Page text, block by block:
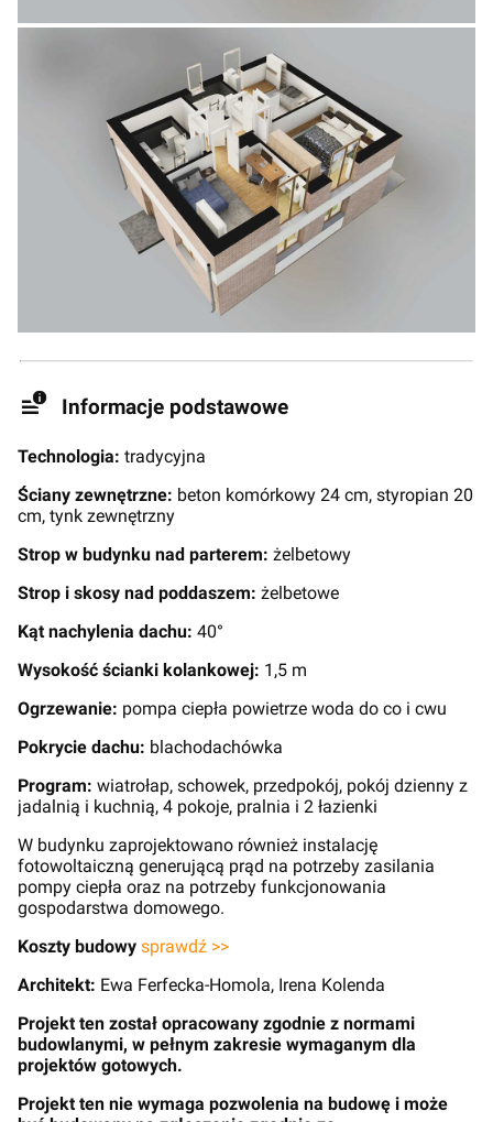
Informacje podstawowe
Technologia: tradycyjna
Ściany zewnętrzne: beton komórkowy 24 cm, styropian 20
cm, tynk zewnętrzny
Strop w budynku nad parterem: żelbetowy
Strop i skosy nad poddaszem: żelbetowe
Kąt nachylenia dachu: 40°
Wysokość ścianki kolankowej: 1,5 m
Ogrzewanie: pompa ciepła powietrze woda do co i cwu
Pokrycie dachu: blachodachówka
Program: wiatrołap, schowek, przedpokój, pokój dzienny z
jadalnią i kuchnią, 4 pokoje, pralnia i 2 łazienki
W budynku zaprojektowano również instalację
fotowoltaiczną generującą prąd na potrzeby zasilania
pompy ciepła oraz na potrzeby funkcjonowania
gospodarstwa domowego.
Koszty budowy sprawdź >>
Architekt: Ewa Ferfecka-Homola, Irena Kolenda
Projekt ten został opracowany zgodnie z normami
budowlanymi, w pełnym zakresie wymaganym dla
projektów gotowych.
Projekt ten nie wymaga pozwolenia na budowę i może